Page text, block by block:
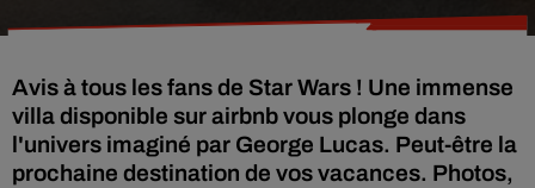
Avis à tous les fans de Star Wars ! Une immense
villa disponible sur airbnb vous plonge dans
l'univers imaginé par George Lucas. Peut-être la
prochaine destination de vos vacances. Photos,